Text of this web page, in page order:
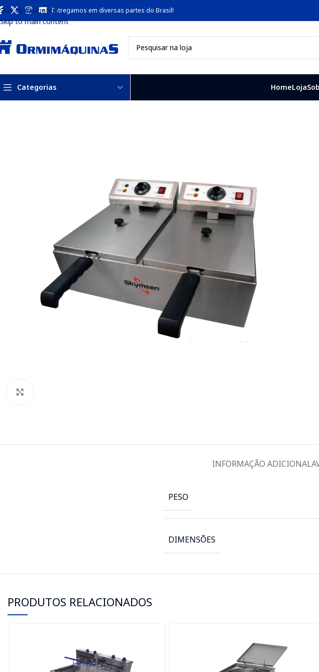
Skip to navigation
Skip to main content
Entregamos em diversas partes do Brasil!
Categorias HomeLoja
INFORMAÇÃO ADICIONAL
PESO
DIMENSÕES
PRODUTOS RELACIONADOS